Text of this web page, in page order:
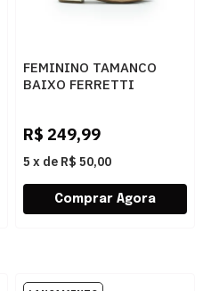
FEMININO TAMANCO
BAIXO FERRETTI
R$ 249,99
5 x de R$ 50,00